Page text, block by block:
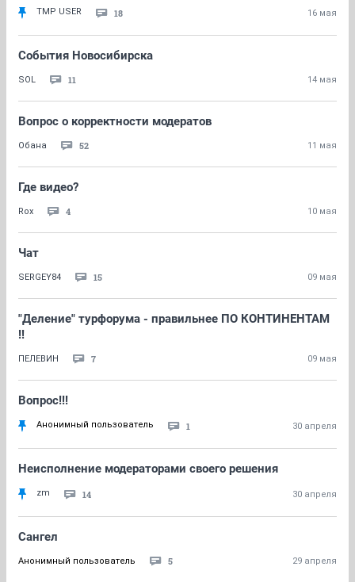
TMP USER 18 16 мая
События Новосибирска
SOL 11 14 мая
Вопрос о корректности модератов
Обана 52 11 мая
Где видео?
Rox 4 10 мая
Чат
SERGEY84 15 09 мая
"Деление" турфорума - правильнее ПО КОНТИНЕНТАМ
!!
ПЕЛЕВИН 7 09 мая
Вопрос!!!
Анонимный пользователь 1 30 апреля
Неисполнение модераторами своего решения
zm 14 30 апреля
Сангел
Анонимный пользователь 5 29 апреля